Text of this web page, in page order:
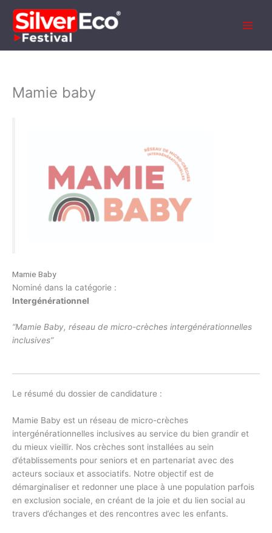
contenu
Mamie baby
Mamie Baby
Nominé dans la catégorie :
Intergénérationnel
“Mamie Baby, réseau de micro-crèches intergénérationnelles
inclusives”
Le résumé du dossier de candidature :
Mamie Baby est un réseau de micro-crèches
intergénérationnelles inclusives au service du bien grandir et
du mieux vieillir. Nos crèches sont installées au sein
d’établissements pour seniors et en partenariat avec des
acteurs sociaux et associatifs. Notre objectif est de
démarginaliser et redonner une place à une population parfois
en exclusion sociale, en créant de la joie et du lien social au
travers d’échanges et des rencontres avec les enfants.